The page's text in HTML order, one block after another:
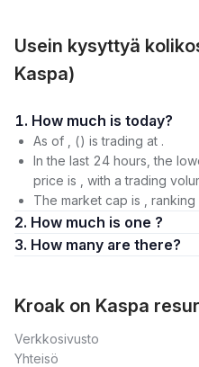
Usein kysyttyä
Kaspa)
1. How much is today?
As of , () is trading at .
In the last 24 hours, the
price is , with a trading
The market cap is ,
2. How much is one ?
3. How many are there?
Kroak on Kaspa
Verkkosivusto
Yhteisö